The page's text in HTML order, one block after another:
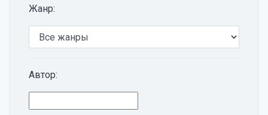
Жанр:
Автор: